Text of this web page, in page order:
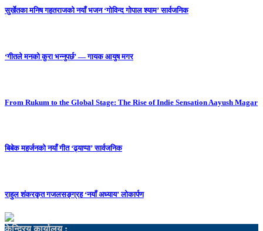
सुर्खेतका मनिष गहतराजको नयाँ भजन ‘गोविन्द गोपाल श्याम’ सार्वजनिक
‘गीतले मनको कुरा भन्नुपर्छ’ — गायक आयुष मगर
From Rukum to the Global Stage: The Rise of Indie Sensation Aayush Magar
बिबेक महर्जनको नयाँ गीत ‘ढ्याप्पा’ सार्वजनिक
राहुल शंकरकृत गजलसङ्ग्रह ‘नयाँ अध्याय’ लोकार्पण
केन्द्रिय कार्यालय :